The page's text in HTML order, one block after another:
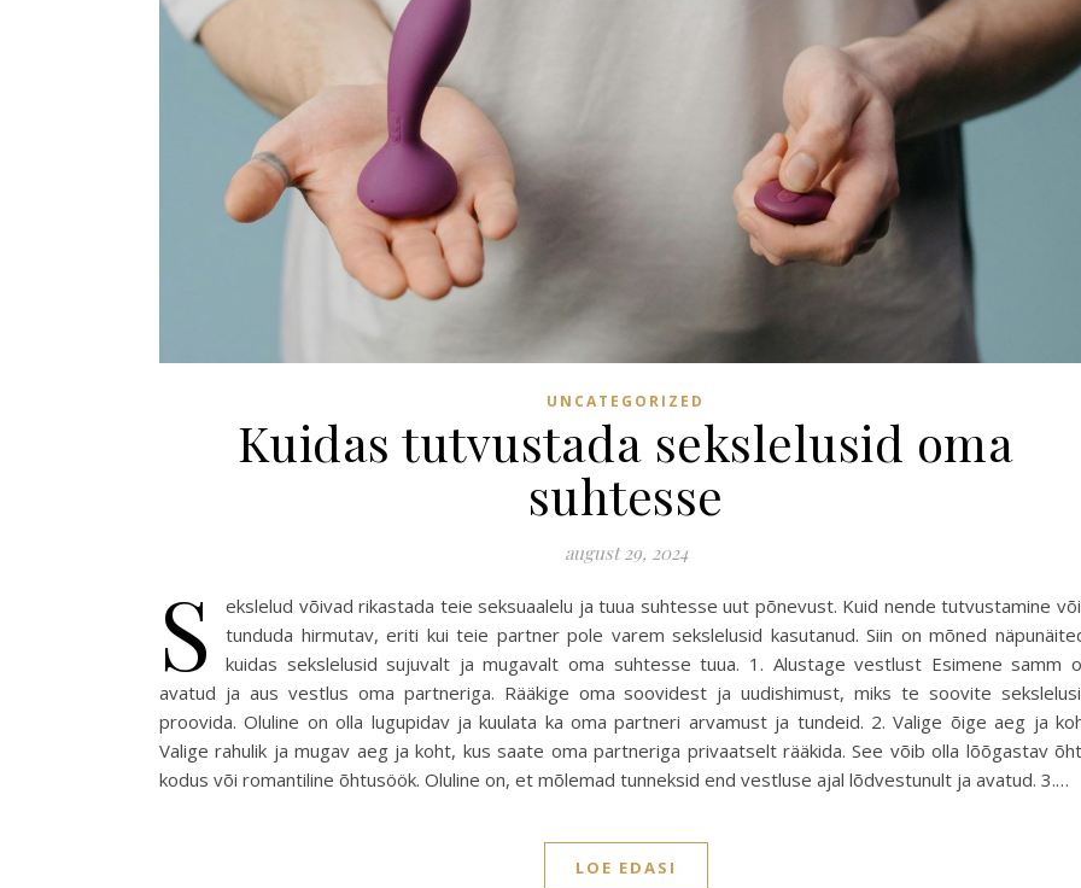
UNCATEGORIZED
Kuidas tutvustada sekslelusid oma
suhtesse
august 29, 2024
S
ekslelud võivad rikastada teie seksuaalelu ja tuua suhtesse uut põnevust. Kuid nende tutvustamine
tunduda hirmutav, eriti kui teie partner pole varem sekslelusid kasutanud. Siin on mõned
kuidas sekslelusid sujuvalt ja mugavalt oma suhtesse tuua. 1. Alustage vestlust Esimene samm
avatud ja aus vestlus oma partneriga. Rääkige oma soovidest ja uudishimust, miks te soovite
proovida. Oluline on olla lugupidav ja kuulata ka oma partneri arvamust ja tundeid. 2. Valige õige aeg ja
Valige rahulik ja mugav aeg ja koht, kus saate oma partneriga privaatselt rääkida. See võib olla lõõgastav
kodus või romantiline õhtusöök. Oluline on, et mõlemad tunneksid end vestluse ajal lõdvestunult ja avatud. 3.…
LOE EDASI